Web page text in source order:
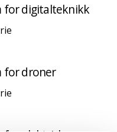
for digitalteknikk
for droner